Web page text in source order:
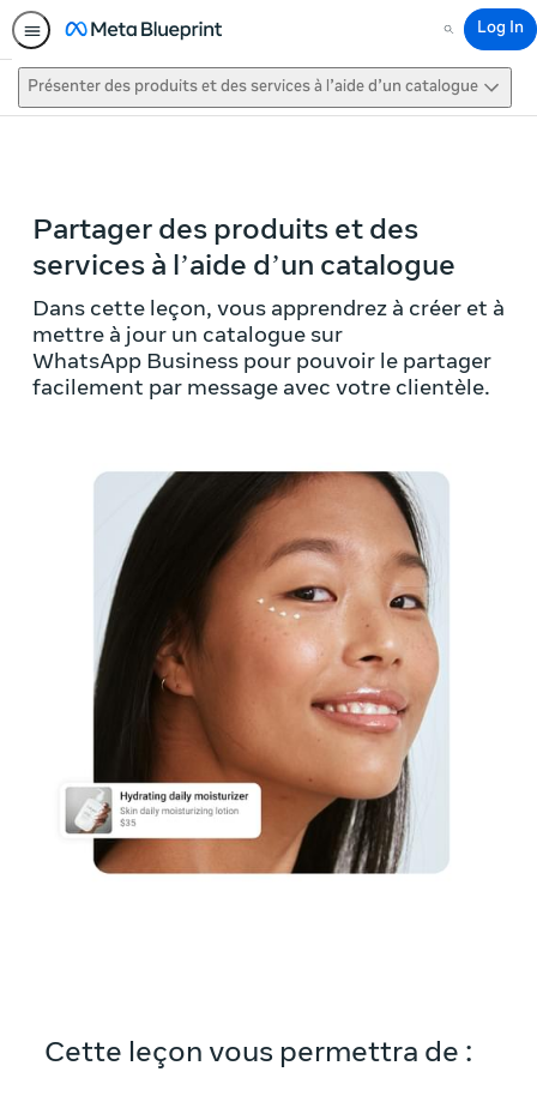
Search
Log In
Présenter des produits et des services à l’aide d’un catalogue
Partager des produits et des
services à l’aide d’un catalogue
Dans cette leçon, vous apprendrez à créer et à
mettre à jour un catalogue sur
WhatsApp Business pour pouvoir le partager
facilement par message avec votre clientèle.
Cette leçon vous permettra de :